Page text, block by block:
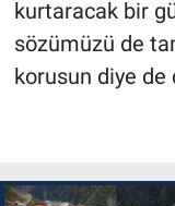
kurtaracak bir
sözümüzü de
korusun diye de